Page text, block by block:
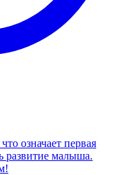
означает первая
развитие малыша.